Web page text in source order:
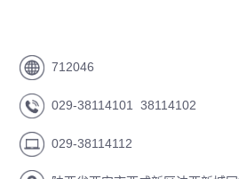
712046
029-38114101 38114102
029-38114112